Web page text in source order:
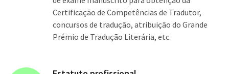
Certificação de Competências de Tradutor,
concursos de tradução, atribuição do Grande
Prémio de Tradução Literária, etc.